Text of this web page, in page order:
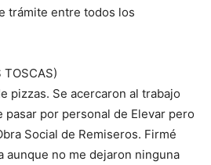
trámite entre todos los
TOSCAS)
pizzas. Se acercaron al trabajo
pasar por personal de Elevar pero
Social de Remiseros. Firmé
aunque no me dejaron ninguna